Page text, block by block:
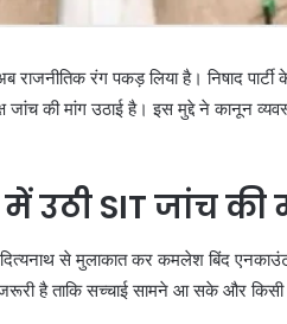
रंग पकड़ लिया है। निषाद
जांच की मांग उठाई है। इस मुद्दे ने कानून
उठी SIT जांच की
से मुलाकात कर कमलेश बिंद
जरूरी है ताकि सच्चाई सामने आ सके और